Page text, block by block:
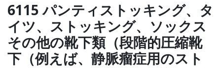
6115 パンティストッキング、タ
イツ、ストッキング、ソックス
その他の靴下類（段階的圧縮靴
下（例えば、静脈瘤症用のスト